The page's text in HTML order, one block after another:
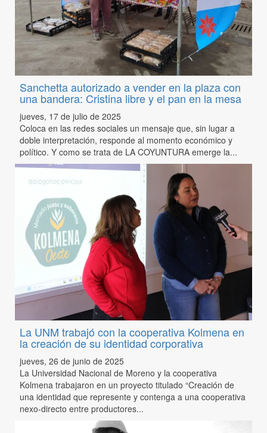
Sanchetta autorizado a vender en la plaza con
una bandera: Cristina libre y el pan en la mesa
jueves, 17 de julio de 2025
Coloca en las redes sociales un mensaje que, sin lugar a
doble interpretación, responde al momento económico y
político. Y como se trata de LA COYUNTURA emerge la...
La UNM trabajó con la cooperativa Kolmena en
la creación de su identidad corporativa
jueves, 26 de junio de 2025
La Universidad Nacional de Moreno y la cooperativa
Kolmena trabajaron en un proyecto titulado “Creación de
una identidad que represente y contenga a una cooperativa
nexo-directo entre productores...